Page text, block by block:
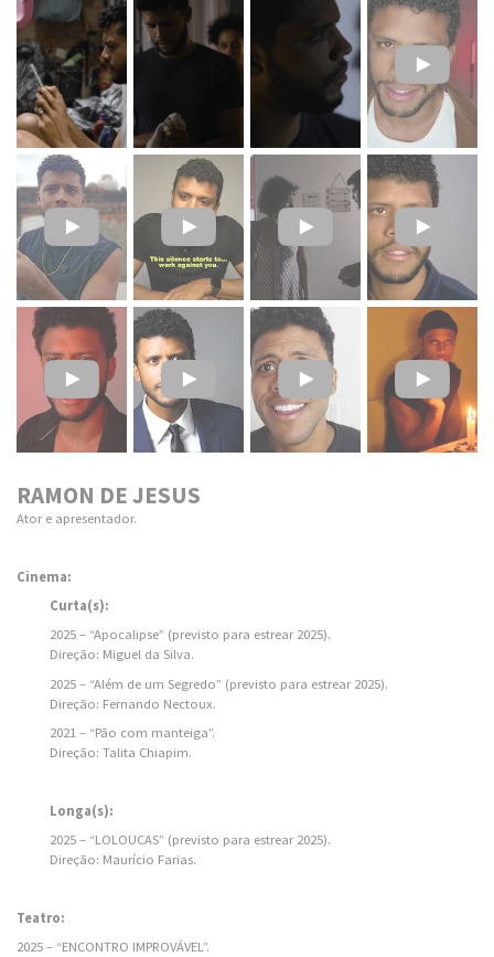
RAMON DE JESUS
Ator e apresentador.
Cinema:
Curta(s):
2025 – “Apocalipse” (previsto para estrear 2025).
Direção: Miguel da Silva.
2025 – “Além de um Segredo” (previsto para estrear 2025).
Direção: Fernando Nectoux.
2021 – “Pão com manteiga”.
Direção: Talita Chiapim.
Longa(s):
2025 – “LOLOUCAS” (previsto para estrear 2025).
Direção: Maurício Farias.
Teatro:
2025 – “ENCONTRO IMPROVÁVEL”.